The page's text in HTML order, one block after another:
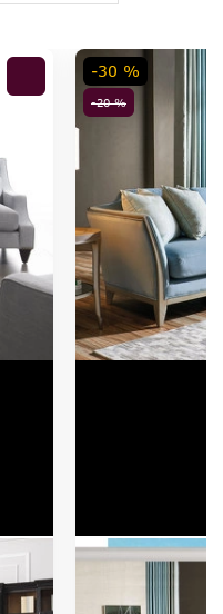
-20 %
-30 %